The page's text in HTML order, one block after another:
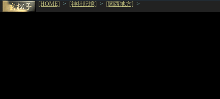
[HOME] > [神社記憶] > [関西地方] >